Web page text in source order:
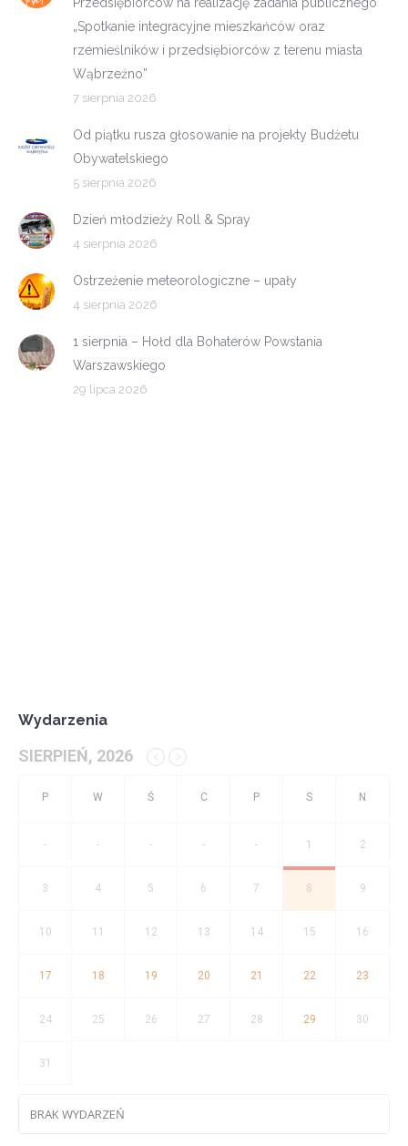
„Spotkanie integracyjne mieszkańców oraz
rzemieślników i przedsiębiorców z terenu miasta
Wąbrzeźno”
7 sierpnia 2026
Od piątku rusza głosowanie na projekty Budżetu
Obywatelskiego
5 sierpnia 2026
Dzień młodzieży Roll & Spray
4 sierpnia 2026
Ostrzeżenie meteorologiczne – upały
4 sierpnia 2026
1 sierpnia – Hołd dla Bohaterów Powstania
Warszawskiego
29 lipca 2026
Wydarzenia
SIERPIEŃ, 2026
- - - - - 1 2
3 4 5 6 7 8 9
10 11 12 13 14 15 16
17 18 19 20 21 22 23
24 25 26 27 28 29 30
31
BRAK WYDARZEŃ